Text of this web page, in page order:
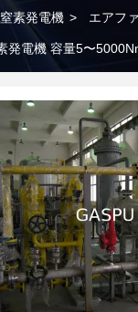
素発電機 > エアフ
発電機 容量5〜